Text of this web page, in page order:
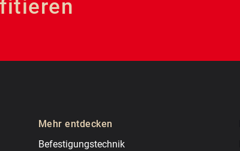
Mehr entdecken
Befestigungstechnik